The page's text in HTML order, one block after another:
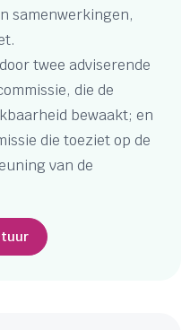
samenwerkingen,
twee adviserende
die de
bewaakt; en
die toeziet op de
van de